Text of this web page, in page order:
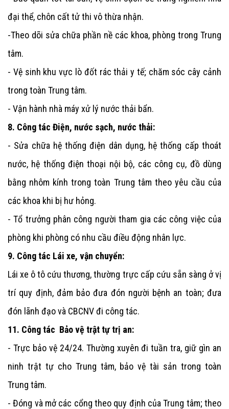
đại thể, chôn cất tử thi vô thừa nhận.
-Theo dõi sửa chữa phần nề các khoa, phòng trong Trung
tâm.
- Vệ sinh khu vực lò đốt rác thải y tế; chăm sóc cây cảnh
trong toàn Trung tâm.
- Vận hành nhà máy xử lý nước thải bẩn.
8. Công tác Điện, nước sạch, nước thải:
- Sửa chữa hệ thống điện dân dụng, hệ thống cấp thoát
nước, hệ thống điện thoại nội bộ, các công cụ, đồ dùng
bằng nhôm kính trong toàn Trung tâm theo yêu cầu của
các khoa khi bị hư hỏng.
- Tổ trưởng phân công người tham gia các công việc của
phòng khi phòng có nhu cầu điều động nhân lực.
9. Công tác Lái xe, vận chuyển:
Lái xe ô tô cứu thương, thường trực cấp cứu sẵn sàng ở vị
trí quy định, đảm bảo đưa đón người bệnh an toàn; đưa
đón lãnh đạo và CBCNV đi công tác.
11. Công tác Bảo vệ trật tự trị an:
- Trực bảo vệ 24/24. Thường xuyên đi tuần tra, giữ gìn an
ninh trật tự cho Trung tâm, bảo vệ tài sản trong toàn
Trung tâm.
- Đóng và mở các cổng theo quy định củaTrung tâm; theo